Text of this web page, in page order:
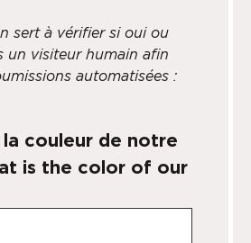
sert à vérifier si oui ou
un visiteur humain afin
automatisées :
couleur de notre
is the color of our